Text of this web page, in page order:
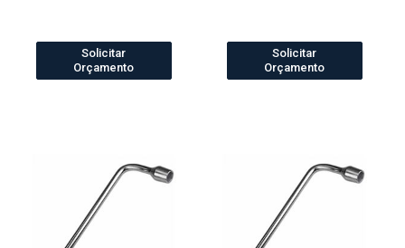
Solicitar
Orçamento
Solicitar
Orçamento